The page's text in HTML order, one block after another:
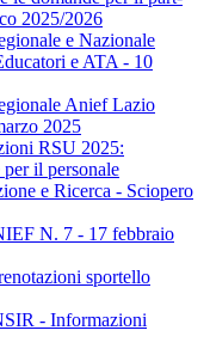
2025/2026
e Nazionale
e ATA - 10
Anief Lazio
2025
RSU 2025:
il personale
e Ricerca - Sciopero
N. 7 - 17 febbraio
sportello
- Informazioni